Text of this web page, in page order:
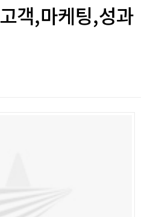
객,마케팅,성과